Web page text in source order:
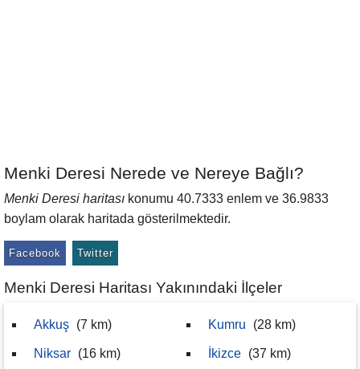
Menki Deresi Nerede ve Nereye Bağlı?
Menki Deresi haritası konumu 40.7333 enlem ve 36.9833
boylam olarak haritada gösterilmektedir.
Facebook Twitter
Menki Deresi Haritası Yakınındaki İlçeler
Akkuş (7 km)
Niksar (16 km)
Kumru (28 km)
İkizce (37 km)